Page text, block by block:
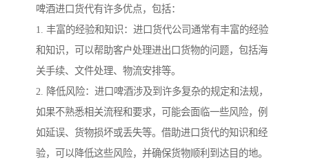
啤酒进口货代有许多优点，包括：
1. 丰富的经验和知识：进口货代公司通常有丰富的经验
和知识，可以帮助客户处理进出口货物的问题，包括海
关手续、文件处理、物流安排等。
2. 降低风险：进口啤酒涉及到许多复杂的规定和法规，
如果不熟悉相关流程和要求，可能会面临一些风险，例
如延误、货物损坏或丢失等。借助进口货代的知识和经
验，可以降低这些风险，并确保货物顺利到达目的地。